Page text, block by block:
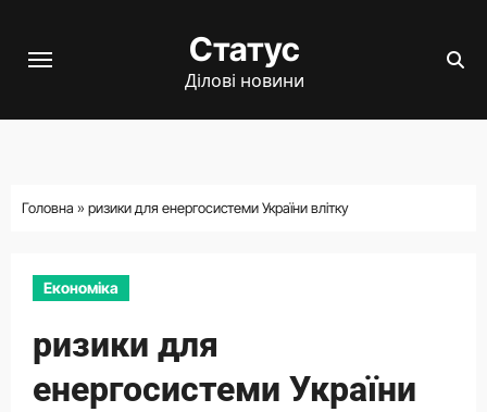
Статус
Ділові новини
Головна » ризики для енергосистеми України влітку
Економіка
ризики для
енергосистеми України